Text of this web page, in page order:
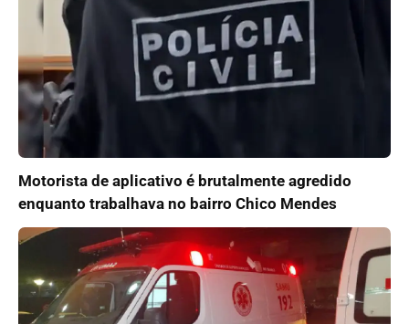
Motorista de aplicativo é brutalmente agredido
enquanto trabalhava no bairro Chico Mendes